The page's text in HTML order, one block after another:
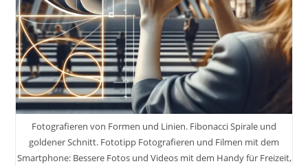
Fotografieren von Formen und Linien. Fibonacci Spirale und
goldener Schnitt. Fototipp Fotografieren und Filmen mit dem
Smartphone: Bessere Fotos und Videos mit dem Handy für Freizeit,